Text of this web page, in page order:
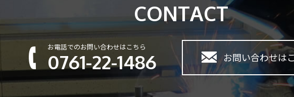
CONTACT
お電話でのお問い合わせはこちら
0761-22-1486 お問い合わせは